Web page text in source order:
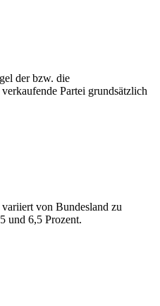
der bzw. die
Partei grundsätzlich
von Bundesland zu
und 6,5 Prozent.